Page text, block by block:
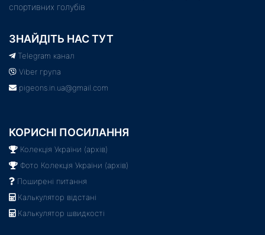
спортивних голубів
ЗНАЙДІТЬ НАС ТУТ
Telegram канал
Viber група
pigeons.in.ua@gmail.com
КОРИСНІ ПОСИЛАННЯ
Колекція України (архів)
Фото Колекція України (архів)
Поширені питання
Калькулятор відстані
Калькулятор швидкості